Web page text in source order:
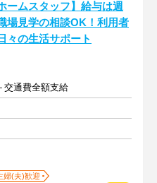
ームスタッフ】給与は週
場見学の相談OK！利用者
々の生活サポート
交通費全額支給
婦(夫)歓迎